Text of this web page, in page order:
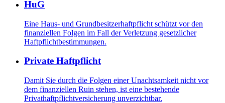
HuG
Eine Haus- und Grundbesitzerhaftpflicht schützt vor den
finanziellen Folgen im Fall der Verletzung gesetzlicher
Haftpflichtbestimmungen.
Private Haftpflicht
Damit Sie durch die Folgen einer Unachtsamkeit nicht vor
dem finanziellen Ruin stehen, ist eine bestehende
Privathaftpflichtversicherung unverzichtbar.